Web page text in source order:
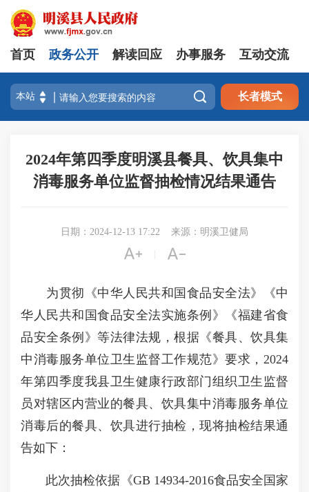
首页 政务公开 解读回应 办事服务 互动交流
 长者模式
2024年第四季度明溪县餐具、饮具集中
消毒服务单位监督抽检情况结果通告
日期：2024-12-13 17:22 来源：明溪卫健局
 
为贯彻《中华人民共和国食品安全法》《中
华人民共和国食品安全法实施条例》《福建省食
品安全条例》等法律法规，根据《餐具、饮具集
中消毒服务单位卫生监督工作规范》要求，2024
年第四季度我县卫生健康行政部门组织卫生监督
员对辖区内营业的餐具、饮具集中消毒服务单位
消毒后的餐具、饮具进行抽检，现将抽检结果通
告如下：
此次抽检依据《GB 14934-2016食品安全国家